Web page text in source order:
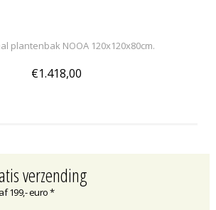
plantenbak NOOA 120x120x80cm.
€1.418,00
verzending
199,- euro *